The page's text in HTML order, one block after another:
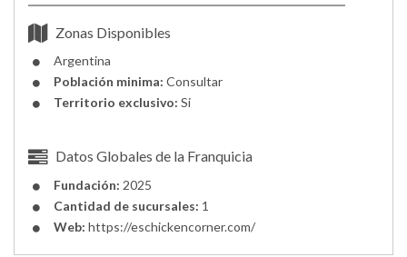
Zonas Disponibles
Argentina
Población minima: Consultar
Territorio exclusivo: Si
Datos Globales de la Franquicia
Fundación: 2025
Cantidad de sucursales: 1
Web: https://eschickencorner.com/